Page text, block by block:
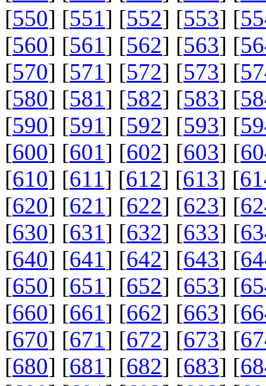
[550] [551] [552] [553] [
[560] [561] [562] [563] [
[570] [571] [572] [573] [
[580] [581] [582] [583] [
[590] [591] [592] [593] [
[600] [601] [602] [603] [
[610] [611] [612] [613] [
[620] [621] [622] [623] [
[630] [631] [632] [633] [
[640] [641] [642] [643] [
[650] [651] [652] [653] [
[660] [661] [662] [663] [
[670] [671] [672] [673] [
[680] [681] [682] [683] [